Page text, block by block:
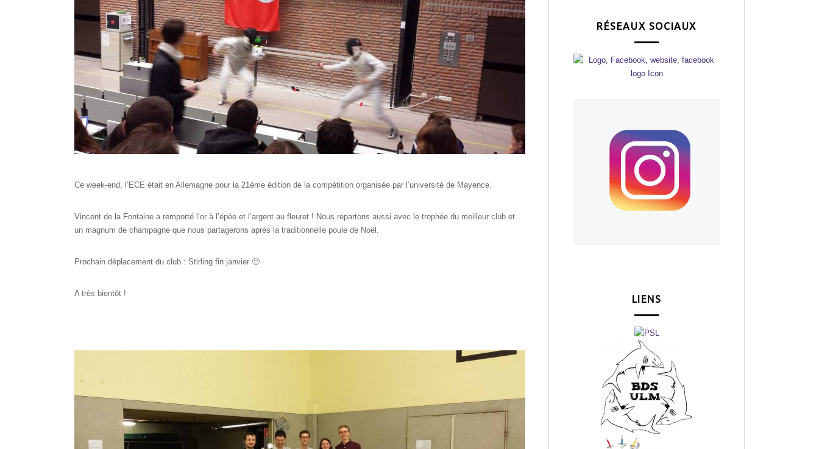
Ce week-end, l’ECE était en Allemagne pour la 21ème édition de la compétition organisée par l’université de Mayence.
Vincent de la Fontaine a remporté l’or à l’épée et l’argent au fleuret ! Nous repartons aussi avec le trophée du meilleur club et
un magnum de champagne que nous partagerons après la traditionnelle poule de Noël.
Prochain déplacement du club : Stirling fin janvier 🙂
A très bientôt !
RÉSEAUX SOCIAUX
LIENS